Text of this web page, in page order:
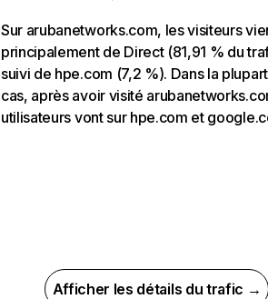
Sur arubanetworks.com, les visiteurs
principalement de Direct (81,91 % du
suivi de hpe.com (7,2 %). Dans la
cas, après avoir visité
utilisateurs vont sur hpe.com et
Afficher les détails du trafic →